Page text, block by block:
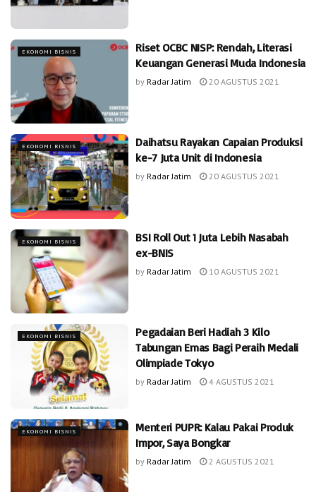
EKONOMI BISNIS
Riset OCBC NISP: Rendah, Literasi
Keuangan Generasi Muda Indonesia
by Radar Jatim 20 AGUSTUS 2021
EKONOMI BISNIS
Daihatsu Rayakan Capaian Produksi
ke-7 Juta Unit di Indonesia
by Radar Jatim 20 AGUSTUS 2021
EKONOMI BISNIS
BSI Roll Out 1 Juta Lebih Nasabah
ex-BNIS
by Radar Jatim 10 AGUSTUS 2021
EKONOMI BISNIS
Pegadaian Beri Hadiah 3 Kilo
Tabungan Emas Bagi Peraih Medali
Olimpiade Tokyo
by Radar Jatim 4 AGUSTUS 2021
EKONOMI BISNIS
Menteri PUPR: Kalau Pakai Produk
Impor, Saya Bongkar
by Radar Jatim 2 AGUSTUS 2021